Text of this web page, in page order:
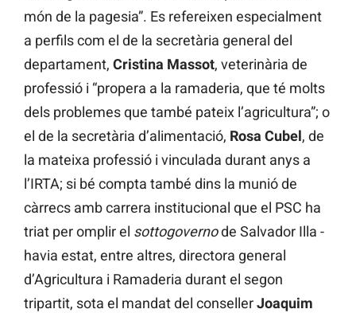
món de la pagesia”. Es refereixen especialment
a perfils com el de la secretària general del
departament, Cristina Massot, veterinària de
professió i “propera a la ramaderia, que té molts
dels problemes que també pateix l’agricultura”; o
el de la secretària d’alimentació, Rosa Cubel, de
la mateixa professió i vinculada durant anys a
l’IRTA; si bé compta també dins la munió de
càrrecs amb carrera institucional que el PSC ha
triat per omplir el sottogovernode Salvador Illa -
havia estat, entre altres, directora general
d’Agricultura i Ramaderia durant el segon
tripartit, sota el mandat del consellerJoaquim